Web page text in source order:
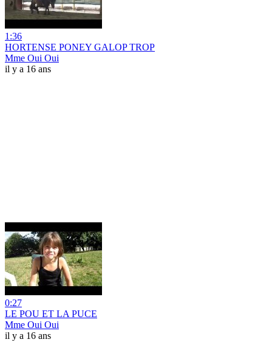
1:36
HORTENSE PONEY GALOP TROP
Mme Oui Oui
il y a 16 ans
0:27
LE POU ET LA PUCE
Mme Oui Oui
il y a 16 ans